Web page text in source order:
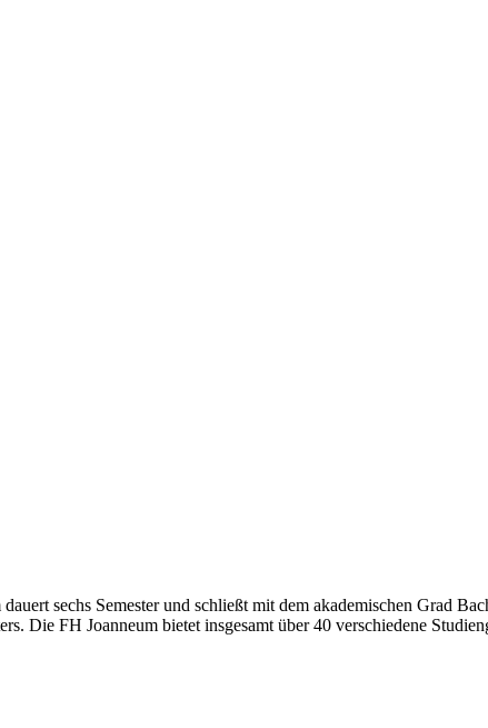
sechs Semester und schließt mit dem akademischen Grad
Die FH Joanneum bietet insgesamt über 40 verschiedene